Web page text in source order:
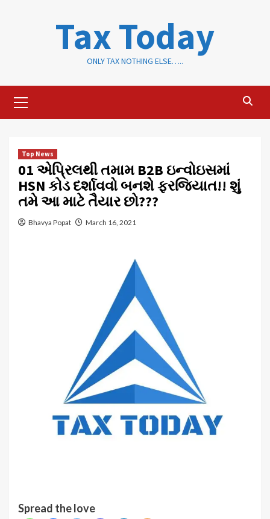
Tax Today
ONLY TAX NOTHING ELSE…..
Menu
Top News
01 એપ્રિલથી તમામ B2B ઇન્વોઇસમાં
HSN કોડ દર્શાવવો બનશે ફરજિયાત!! શું
તમે આ માટે તૈયાર છો???
Bhavya Popat March 16, 2021
Spread the love